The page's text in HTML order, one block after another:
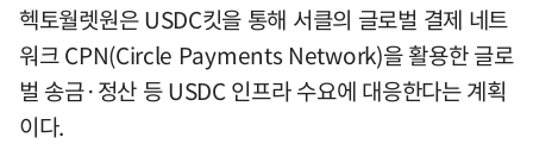
헥토월렛원은 USDC킷을 통해 서클의 글로벌 결제 네트
워크 CPN(Circle Payments Network)을 활용한 글로
벌 송금·정산 등 USDC 인프라 수요에 대응한다는 계획
이다.